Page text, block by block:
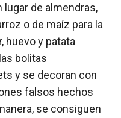
lugar de almendras,
o de maíz para la
huevo y patata
bolitas
y se decoran con
falsos hechos
se consiguen